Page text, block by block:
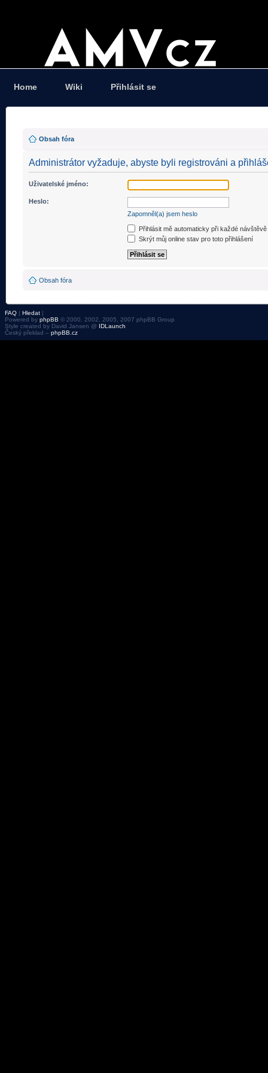
Home Wiki Přihlásit se
Obsah fóra
Administrátor vyžaduje, abyste byli registrováni a
Uživatelské jméno:
Heslo:
Zapomněl(a) jsem heslo
Přihlásit mě automaticky při každé návštěvě
Skrýt můj online stav pro toto přihlášení
Obsah fóra
FAQ | Hledat |
Powered by phpBB © 2000, 2002, 2005, 2007 phpBB Group
Style created by David Jansen @ IDLaunch
Český překlad – phpBB.cz